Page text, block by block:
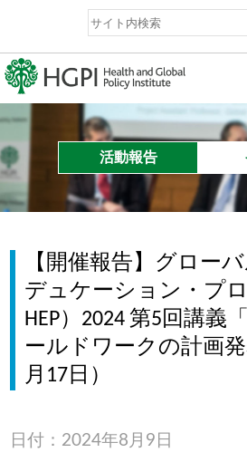
活動報告
【開催報告】グロー
デュケーション・プ
HEP）2024 第5回講義
ールドワークの計画
月17日）
日付：2024年8月9日